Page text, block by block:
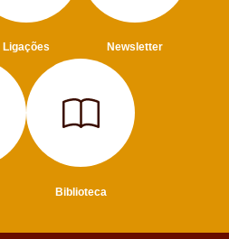
Ligações Newsletter
Biblioteca